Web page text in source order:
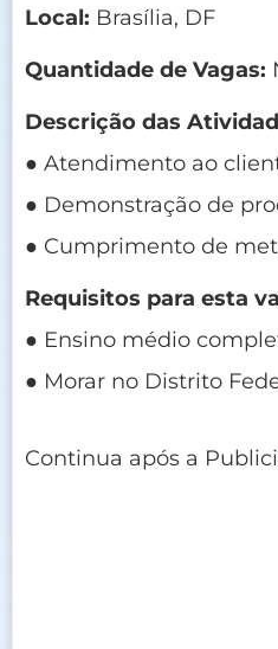
Local: Brasília, DF
Quantidade de Vagas:
Descrição das
● Atendimento ao
● Demonstração de
● Cumprimento de
Requisitos para esta
● Ensino médio
● Morar no Distrito
Continua após a